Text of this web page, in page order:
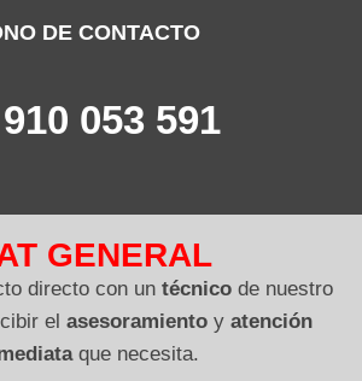
DE CONTACTO
910 053 591
GENERAL
directo con un técnico de nuestro
el asesoramiento y atención
que necesita.